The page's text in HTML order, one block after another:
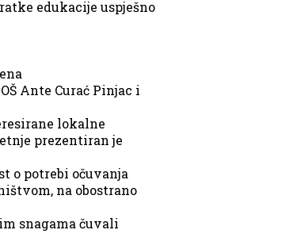
edukacije uspješno
Ante Curać Pinjac i
lokalne
prezentiran je
o potrebi očuvanja
na obostrano
snagama čuvali